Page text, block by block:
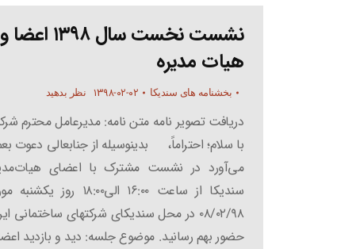
نشست نخست سال ۱۳۹۸ اعضا و
هیات مدیره
بخشنامه های سندیکا ۱۳۹۸-۰۲-۰۲ نظر بدهید
دریافت تصویر نامه متن نامه: مدیرعامل محترم
با سلام؛ احتراماً، بدینوسیله از جنابعالی دعوت
می‌آورد در نشست مشترک با اعضای
سندیکا از ساعت ۱۶:۰۰ الی۱۸:۰۰ روز
۰۸/۰۲/۹۸ در محل سندیکای شرکتهای ساختمانی
حضور بهم‌ رسانید. موضوع جلسه: دید و بازدید